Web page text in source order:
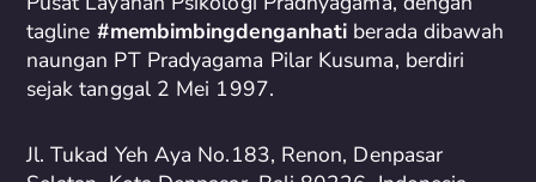
r
:
tagline #membimbingdenganhati berada dibawah
naungan PT Pradyagama Pilar Kusuma, berdiri
sejak tanggal 2 Mei 1997.
Jl. Tukad Yeh Aya No.183, Renon, Denpasar